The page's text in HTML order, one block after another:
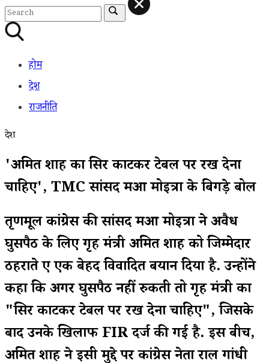
होम
देश
राजनीति
देश
'अमित शाह का सिर काटकर टेबल पर रख देना
चाहिए', TMC सांसद महुआ मोइत्रा के बिगड़े बोल
तृणमूल कांग्रेस की सांसद महुआ मोइत्रा ने अवैध
घुसपैठ के लिए गृह मंत्री अमित शाह को जिम्मेदार
ठहराते हुए एक बेहद विवादित बयान दिया है. उन्होंने
कहा कि अगर घुसपैठ नहीं रुकती तो गृह मंत्री का
"सिर काटकर टेबल पर रख देना चाहिए", जिसके
बाद उनके खिलाफ FIR दर्ज की गई है. इस बीच,
अमित शाह ने इसी मुद्दे पर कांग्रेस नेता राहुल गांधी